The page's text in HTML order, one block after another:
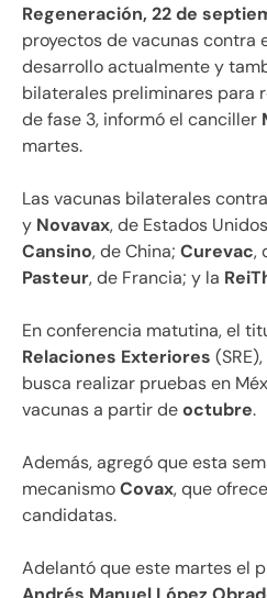
Regeneración, 22 de
proyectos de vacunas contra
desarrollo actualmente y
bilaterales preliminares para
de fase 3, informó el canciller
martes.
Las vacunas bilaterales
y Novavax, de Estados
Cansino, de China; Curevac,
Pasteur, de Francia; y la
En conferencia matutina, el
Relaciones Exteriores
busca realizar pruebas en
vacunas a partir deoctubre.
Además, agregó que esta
mecanismoCovax, que
candidatas.
Adelantó que este martes el